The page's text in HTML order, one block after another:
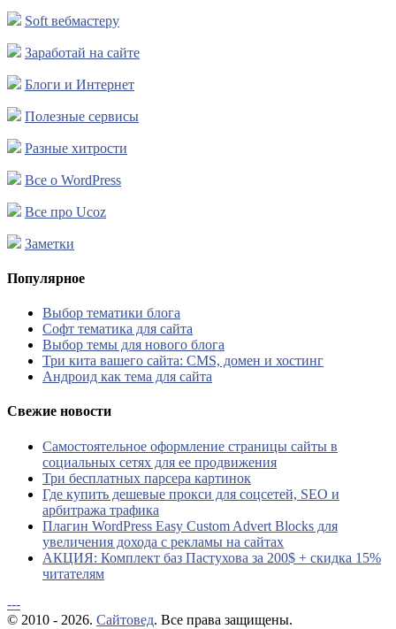
Soft вебмастеру
Заработай на сайте
Блоги и Интернет
Полезные сервисы
Разные хитрости
Все о WordPress
Все про Ucoz
Заметки
Популярное
Выбор тематики блога
Софт тематика для сайта
Выбор темы для нового блога
Три кита вашего сайта: CMS, домен и хостинг
Андроид как тема для сайта
Свежие новости
Самостоятельное оформление страницы сайты в
социальных сетях для ее продвижения
Три бесплатных парсера картинок
Где купить дешевые прокси для соцсетей, SEO и
арбитража трафика
Плагин WordPress Easy Custom Advert Blocks для
увеличения дохода с рекламы на сайтах
АКЦИЯ: Комплект баз Пастухова за 200$ + скидка 15%
читателям
---
© 2010 - 2026. Сайтовед. Все права защищены.